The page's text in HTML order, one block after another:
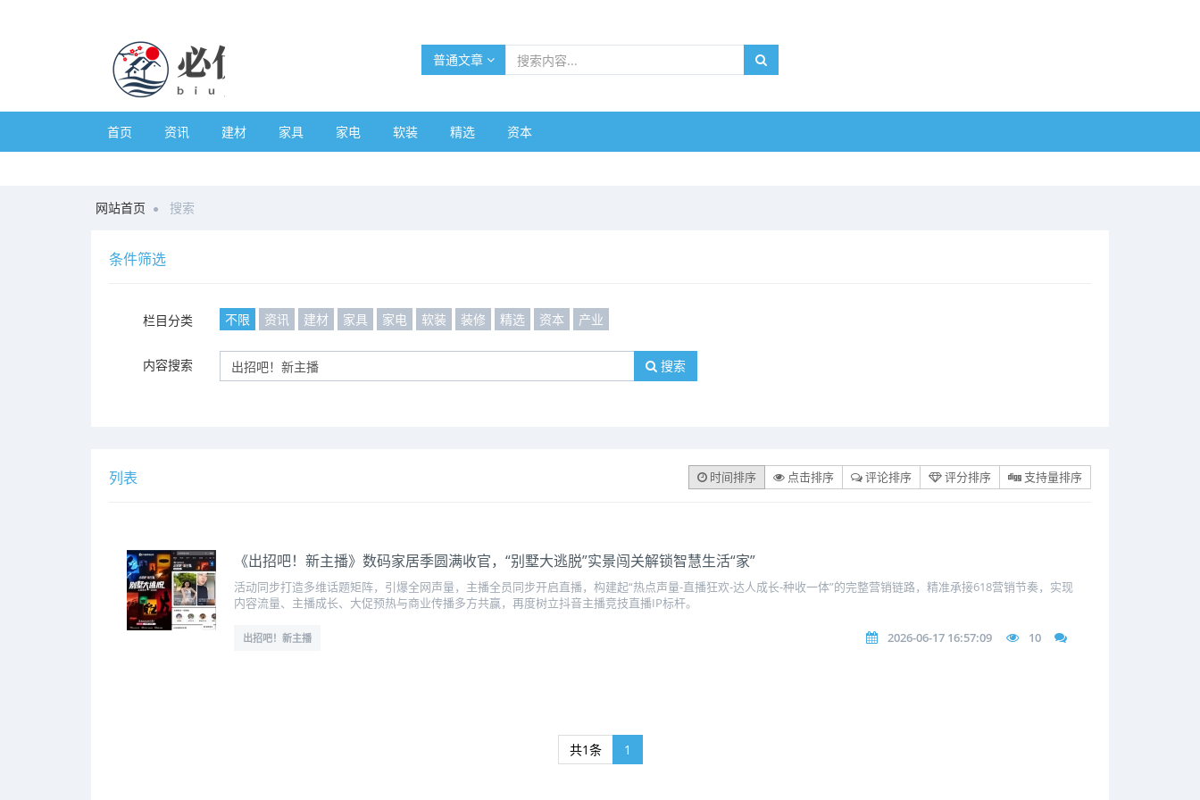
普通文章
首页 资讯 建材 家具 家电 软装 精选 资本
网站首页 搜索
条件筛选
栏目分类 不限 资讯 建材 家具 家电 软装 装修 精选 资本 产业
内容搜索 搜索
列表 时间排序 点击排序 评论排序 评分排序 支持量排序
《出招吧！新主播》数码家居季圆满收官，“别墅大逃脱”实景闯关解锁智慧生活“家”
活动同步打造多维话题矩阵，引爆全网声量，主播全员同步开启直播，构建起“热点声量-直播狂欢-达人成长-种收一体”的完整营销链路，精准承接618营销节奏，实现
内容流量、主播成长、大促预热与商业传播多方共赢，再度树立抖音主播竞技直播IP标杆。
出招吧！新主播 2026-06-17 16:57:09 10
共1条 1